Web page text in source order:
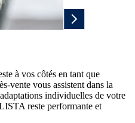
à vos côtés en tant que
vente vous assistent dans la
individuelles de votre
reste performante et